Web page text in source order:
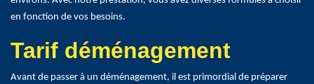
en fonction de vos besoins.
Tarif déménagement
Avant de passer à un déménagement, il est primordial de préparer